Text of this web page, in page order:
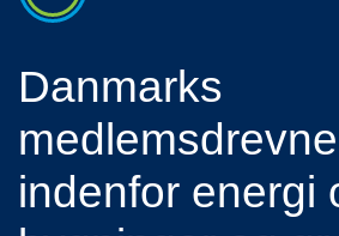
Danmarks
indenfor energi